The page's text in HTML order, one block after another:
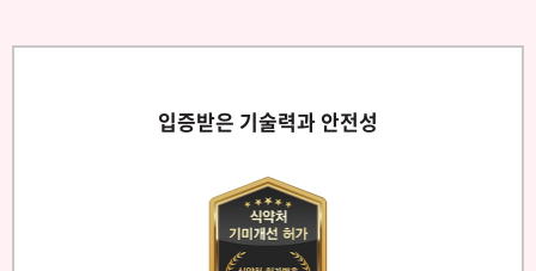
입증받은 기술력과 안전성